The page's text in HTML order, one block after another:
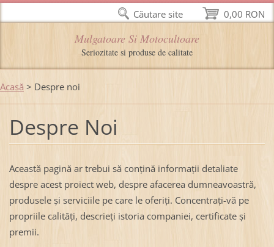
Mulgatoare Si Motocultoare
Seriozitate si produse de calitate
Acasă > Despre noi
Despre Noi
Această pagină ar trebui să conţină informaţii detaliate
despre acest proiect web, despre afacerea dumneavoastră,
produsele şi serviciile pe care le oferiţi. Concentraţi-vă pe
propriile calităţi, descrieţi istoria companiei, certificate şi
premii.
0,00 RON
Căutare site